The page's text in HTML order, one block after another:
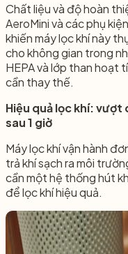
Chất liệu và độ hoàn
AeroMini và các phụ
khiến máy lọc khí này
cho không gian trong
HEPA và lớp than hoạt
cần thay thế.
Hiệu quả lọc khí:
sau 1 giờ
Máy lọc khí vận hành
trả khí sạch ra môi
cần một hệ thống hút
để lọc khí hiệu quả.